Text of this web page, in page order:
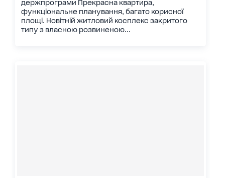
держпрограми Прекрасна квартира,
функціональне планування, багато корисної
площі. Новітній житловий косплекс закритого
типу з власною розвиненою...